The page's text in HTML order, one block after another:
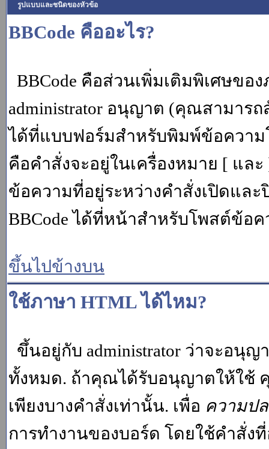
รูปแบบและชนิดของหัวข้อ
BBCode คืออะไร?
BBCode คือส่วนเพิ่มเติมพิเศษขอ
administrator อนุญาต (คุณสามาร
ได้ที่แบบฟอร์มสำหรับพิมพ์ข้อความ
คือคำสั่งจะอยู่ในเครื่องหมาย [ แล
ข้อความที่อยู่ระหว่างคำสั่งเปิดแล
BBCode ได้ที่หน้าสำหรับโพสต์ข้อค
ขึ้นไปข้างบน
ใช้ภาษา HTML ได้ไหม?
ขึ้นอยู่กับ administrator ว่าจะอนุ
ทั้งหมด. ถ้าคุณได้รับอนุญาตให้ใช้
เพียงบางคำสั่งเท่านั้น. เพื่อ ความป
การทำงานของบอร์ด โดยใช้คำสั่ง